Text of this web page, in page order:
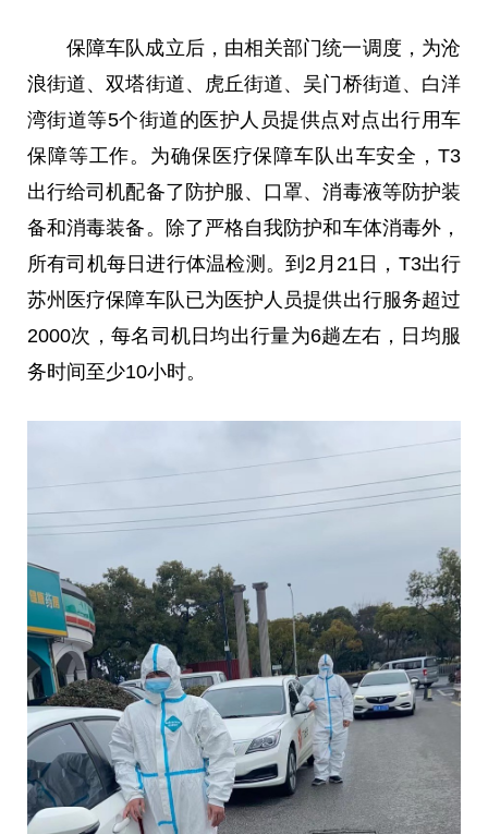
保障车队成立后，由相关部门统一调度，为沧
浪街道、双塔街道、虎丘街道、吴门桥街道、白洋
湾街道等5个街道的医护人员提供点对点出行用车
保障等工作。为确保医疗保障车队出车安全，T3
出行给司机配备了防护服、口罩、消毒液等防护装
备和消毒装备。除了严格自我防护和车体消毒外，
所有司机每日进行体温检测。到2月21日，T3出行
苏州医疗保障车队已为医护人员提供出行服务超过
2000次，每名司机日均出行量为6趟左右，日均服
务时间至少10小时。